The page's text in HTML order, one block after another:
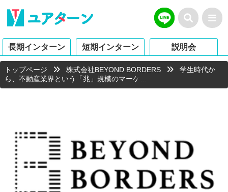
長期インターン 短期インターン 説明会
トップページ 株式会社BEYOND BORDERS
学生時代か
ら、不動産業界という「兆」規模のマーケ…